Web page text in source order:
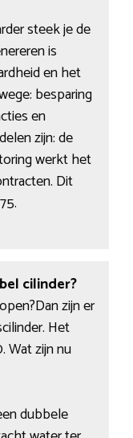
steek je de
is
en het
besparing
en
zijn: de
werkt het
Dit
cilinder?
zijn er
Het
Wat zijn nu
dubbele